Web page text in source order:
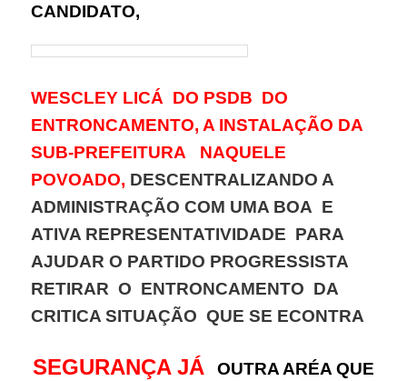
CANDIDATO,
WESCLEY LICÁ DO PSDB DO
ENTRONCAMENTO, A INSTALAÇÃO DA
SUB-PREFEITURA NAQUELE
POVOADO, DESCENTRALIZANDO A
ADMINISTRAÇÃO COM UMA BOA E
ATIVA REPRESENTATIVIDADE PARA
AJUDAR O PARTIDO PROGRESSISTA
RETIRAR O ENTRONCAMENTO DA
CRITICA SITUAÇÃO QUE SE ECONTRA
SEGURANÇA JÁ
OUTRA ARÉA QUE